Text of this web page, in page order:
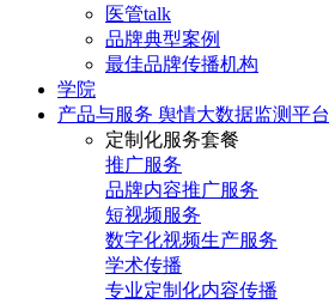
医管talk
品牌典型案例
最佳品牌传播机构
学院
产品与服务 舆情大数据监测平台
定制化服务套餐
推广服务
品牌内容推广服务
短视频服务
数字化视频生产服务
学术传播
专业定制化内容传播